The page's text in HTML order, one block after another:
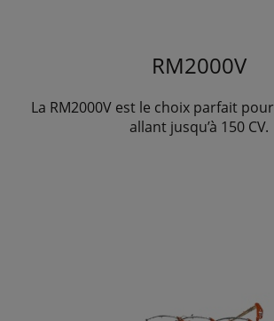
RM2000V
La RM2000V est le choix parfait
allant jusqu’à 150 CV.